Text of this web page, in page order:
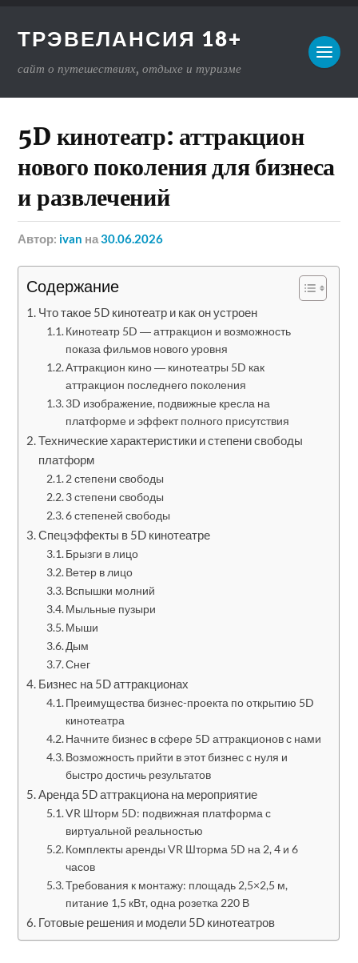
ТРЭВЕЛАНСИЯ 18+
сайт о путешествиях, отдыхе и туризме
5D кинотеатр: аттракцион
нового поколения для бизнеса
и развлечений
Автор: ivan на30.06.2026
Содержание
Что такое 5D кинотеатр и как он устроен
Кинотеатр 5D ― аттракцион и возможность
показа фильмов нового уровня
Аттракцион кино ― кинотеатры 5D как
аттракцион последнего поколения
3D изображение, подвижные кресла на
платформе и эффект полного присутствия
Технические характеристики и степени свободы
платформ
2 степени свободы
3 степени свободы
6 степеней свободы
Спецэффекты в 5D кинотеатре
Брызги в лицо
Ветер в лицо
Вспышки молний
Мыльные пузыри
Мыши
Дым
Снег
Бизнес на 5D аттракционах
Преимущества бизнес-проекта по открытию 5D
кинотеатра
Начните бизнес в сфере 5D аттракционов с нами
Возможность прийти в этот бизнес с нуля и
быстро достичь результатов
Аренда 5D аттракциона на мероприятие
VR Шторм 5D: подвижная платформа с
виртуальной реальностью
Комплекты аренды VR Шторма 5D на 2, 4 и 6
часов
Требования к монтажу: площадь 2,5×2,5 м,
питание 1,5 кВт, одна розетка 220 В
Готовые решения и модели 5D кинотеатров